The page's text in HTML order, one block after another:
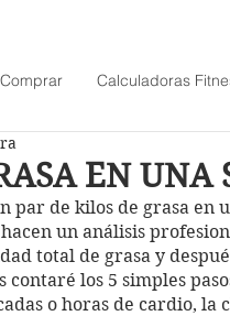
Comprar Calculadoras
EN UNA
par de kilos de grasa en
un análisis
total de grasa y
los 5 simples
o horas de cardio, la